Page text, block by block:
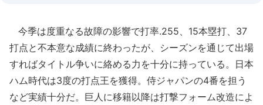
今季は度重なる故障の影響で打率.255、15本塁打、37
打点と不本意な成績に終わったが、シーズンを通じて出場
すればタイトル争いに絡める力を十分に持っている。日本
ハム時代は3度の打点王を獲得。侍ジャパンの4番を担う
など実績十分だ。巨人に移籍以降は打撃フォーム改造によ